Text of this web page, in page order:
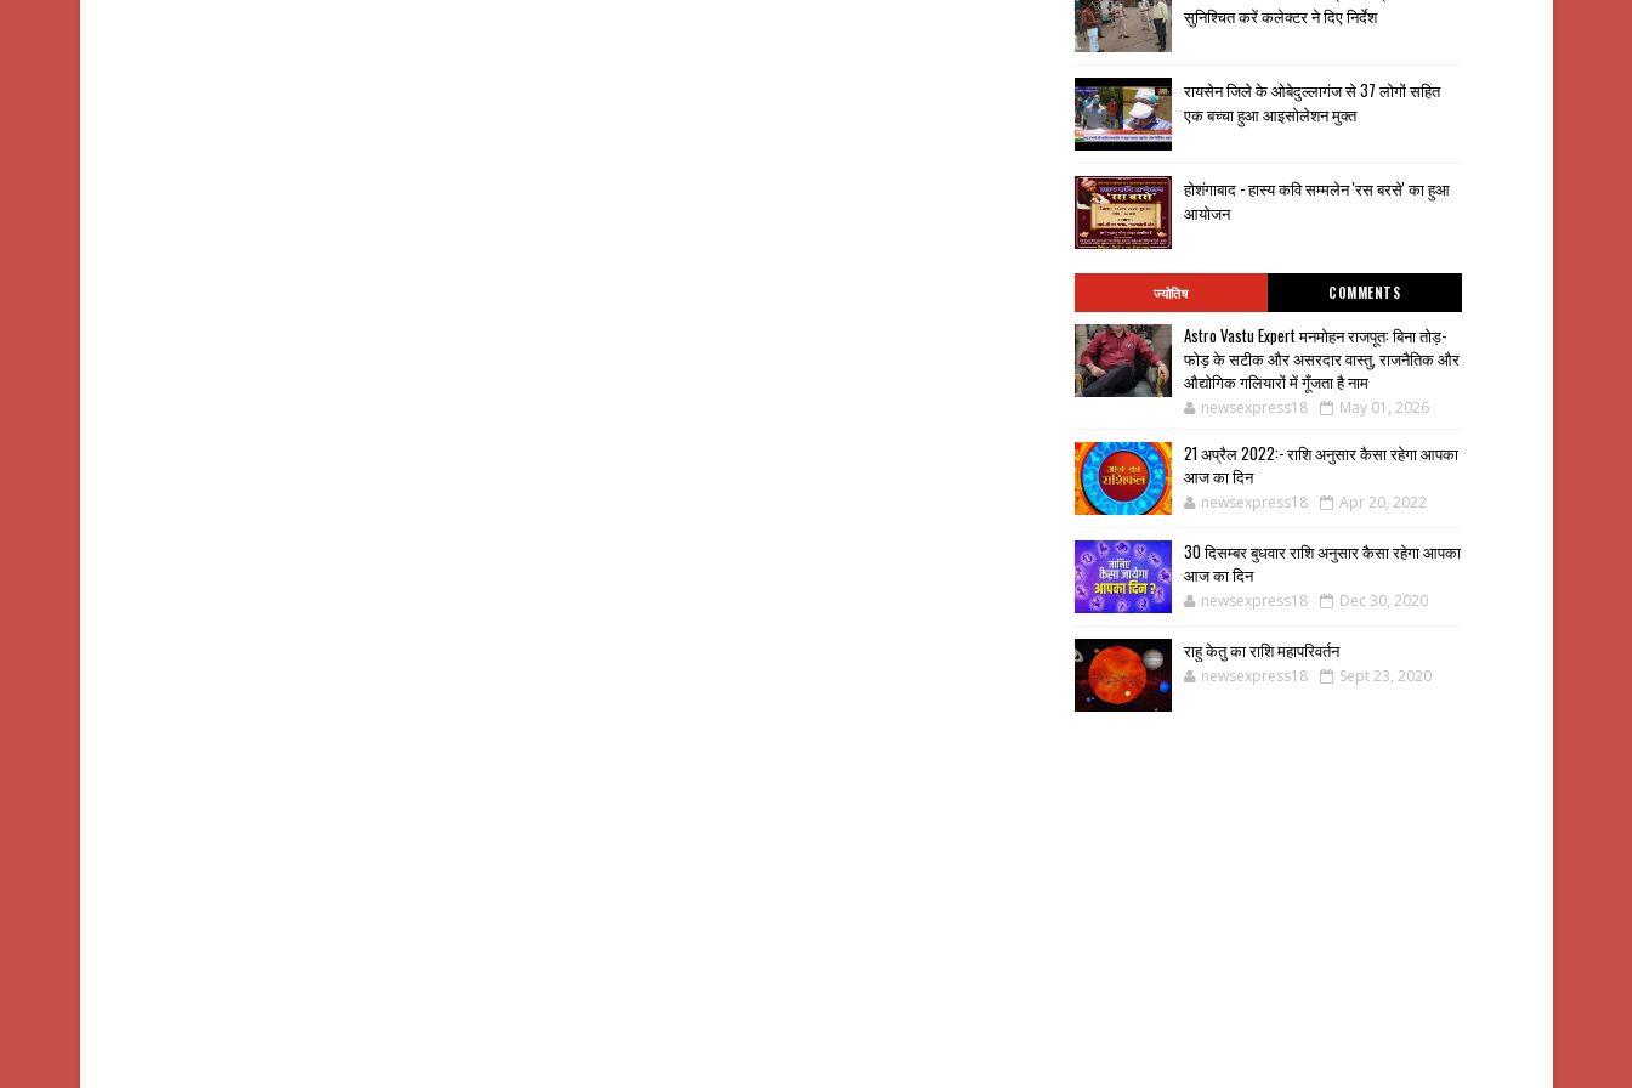
सुनिश्चित करें कलेक्टर ने दिए निर्देश
रायसेन जिले के ओबेदुल्लागंज से 37 लोगों सहित
एक बच्चा हुआ आइसोलेशन मुक्त
होशंगाबाद - हास्य कवि सम्मलेन 'रस बरसे' का हुआ
आयोजन
ज्योतिष COMMENTS
Astro Vastu Expert मनमोहन राजपूत: बिना तोड़-
फोड़ के सटीक और असरदार वास्तु, राजनैतिक और
औद्योगिक गलियारों में गूँजता है नाम
newsexpress18 May 01, 2026
21 अप्रैल 2022:- राशि अनुसार कैसा रहेगा आपका
आज का दिन
newsexpress18 Apr 20, 2022
30 दिसम्बर बुधवार राशि अनुसार कैसा रहेगा आपका
आज का दिन
newsexpress18 Dec 30, 2020
राहु केतु का राशि महापरिवर्तन
newsexpress18 Sept 23, 2020